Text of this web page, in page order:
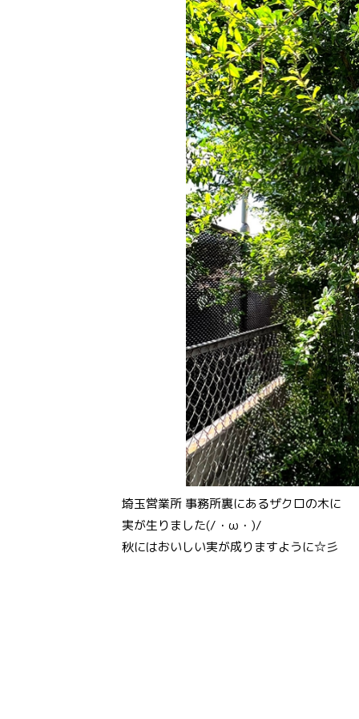
埼玉営業所 事務所裏にあるザクロの木に
実が生りました(/・ω・)/
秋にはおいしい実が成りますように☆彡